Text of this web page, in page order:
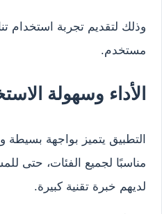
وذلك لتقديم تجربة استخدام
مستخدم.
الأداء وسهولة
التطبيق يتميز بواجهة
مناسبًا لجميع الفئات، حتى
لديهم خبرة تقنية كبيرة.